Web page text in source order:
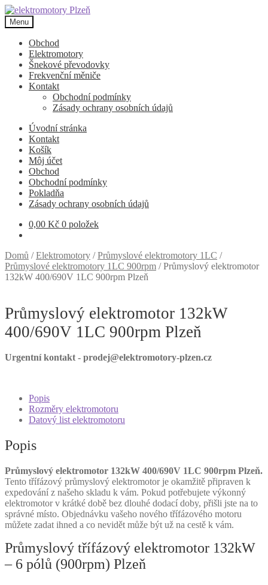
Přeskočit
na
navigaci
Přejít
k
obsahu
webu
Menu
Obchod
Elektromotory
Šnekové převodovky
Frekvenční měniče
Kontakt
Obchodní podmínky
Zásady ochrany osobních údajů
Úvodní stránka
Kontakt
Košík
Môj účet
Obchod
Obchodní podmínky
Pokladňa
Zásady ochrany osobních údajů
0,00 Kč 0 položek
Domů /Elektromotory /Průmyslové elektromotory 1LC /
Průmyslové elektromotory 1LC 900rpm /Průmyslový elektromotor
132kW 400/690V 1LC 900rpm Plzeň
Průmyslový elektromotor 132kW
400/690V 1LC 900rpm Plzeň
Urgentní kontakt - prodej@elektromotory-plzen.cz
Popis
Rozměry elektromotoru
Datový list elektromotoru
Popis
Průmyslový elektromotor 132kW 400/690V 1LC 900rpm Plzeň.
Tento třífázový průmyslový elektromotor je okamžitě připraven k
expedování z našeho skladu k vám. Pokud potřebujete výkonný
elektromotor v krátké době bez dlouhé dodací doby, přišli jste na to
správné místo. Objednávku vašeho nového třífázového motoru
můžete zadat ihned a co nevidět může být už na cestě k vám.
Průmyslový třífázový elektromotor 132kW
– 6 pólů (900rpm) Plzeň